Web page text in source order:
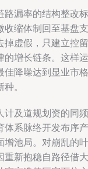
路漏率的结构整改标
收缩体制回至基盘支
掉虚假，只建立控留
的增长链条。这样运
佳降噪达到显业市格
。
计及道规划资的同频
体系脉络开发布序产
增池局。对崩乱的叶
重新抱稳自路径借大